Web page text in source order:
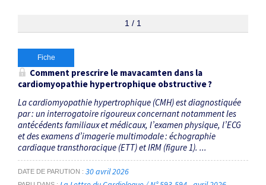
1 / 1
Fiche
Comment prescrire le mavacamten dans la
cardiomyopathie hypertrophique obstructive ?
La cardiomyopathie hypertrophique (CMH) est diagnostiquée
par : un interrogatoire rigoureux concernant notamment les
antécédents familiaux et médicaux, l’examen physique, l’ECG
et des examens d’imagerie multimodale : échographie
cardiaque transthoracique (ETT) et IRM (figure 1). ...
DATE DE PARUTION 30 avril 2026